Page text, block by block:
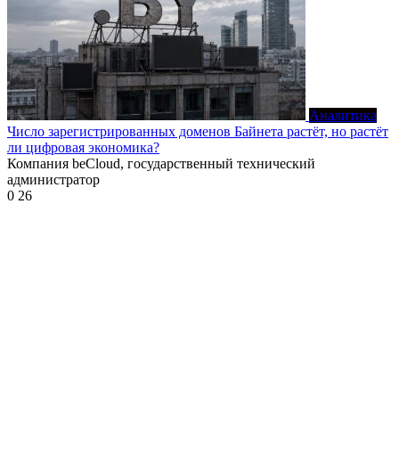
Аналитика
Число зарегистрированных доменов Байнета растёт, но растёт
ли цифровая экономика?
Компания beCloud, государственный технический
администратор
0 26